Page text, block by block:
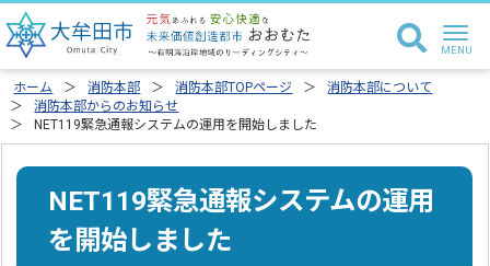
ホーム 消防本部 消防本部TOPページ
消防本部について
消防本部からのお知らせ
NET119緊急通報システムの運用を開始しました
NET119緊急通報システムの運用
を開始しました